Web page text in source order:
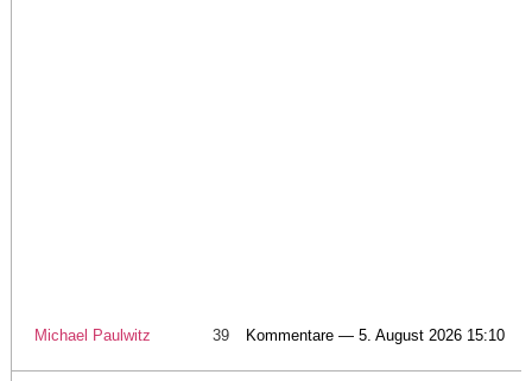
Michael Paulwitz 39 Kommentare — 5. August 2026 15:10